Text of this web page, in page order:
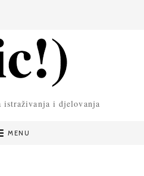
istraživanja i djelovanja
MENU